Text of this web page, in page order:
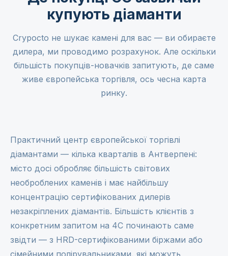
купують діаманти
Crypocto не шукає камені для вас — ви обираєте
дилера, ми проводимо розрахунок. Але оскільки
більшість покупців-новачків запитують, де саме
живе європейська торгівля, ось чесна карта
ринку.
Практичний центр європейської торгівлі
діамантами — кілька кварталів в Антверпені:
місто досі обробляє більшість світових
необроблених каменів і має найбільшу
концентрацію сертифікованих дилерів
незакріплених діамантів. Більшість клієнтів з
конкретним запитом на 4C починають саме
звідти — з HRD-сертифікованими біржами або
сімейними полірувальниками, які можуть